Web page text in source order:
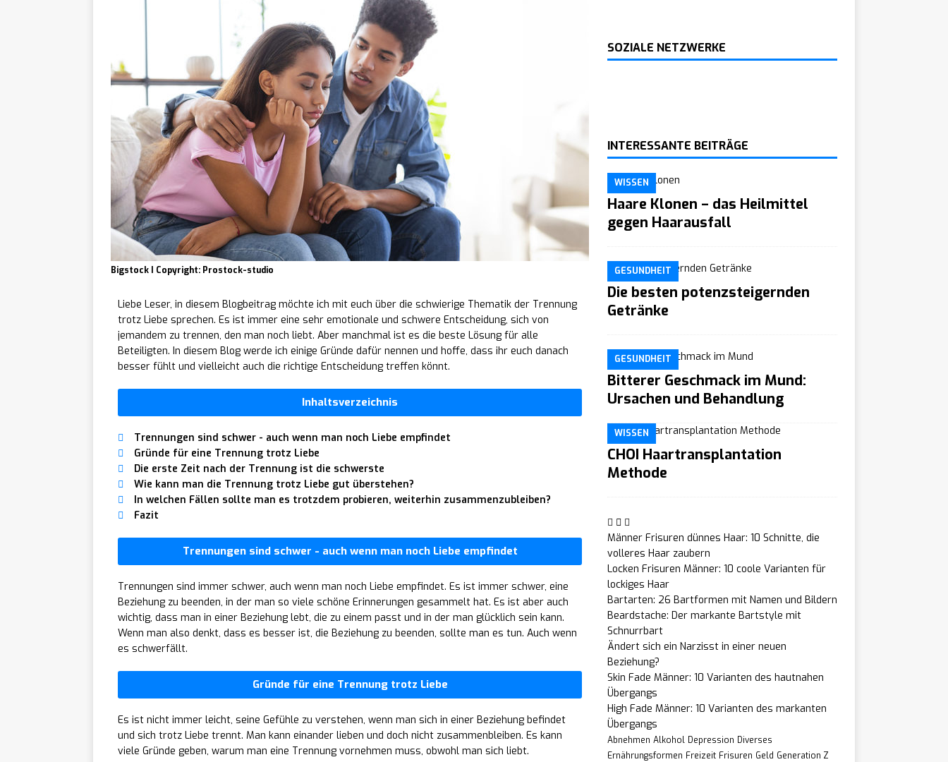
Bigstock I Copyright: Prostock-studio
Liebe Leser, in diesem Blogbeitrag möchte ich mit euch über die schwierige Thematik der Trennung
trotz Liebe sprechen. Es ist immer eine sehr emotionale und schwere Entscheidung, sich von
jemandem zu trennen, den man noch liebt. Aber manchmal ist es die beste Lösung für alle
Beteiligten. In diesem Blog werde ich einige Gründe dafür nennen und hoffe, dass ihr euch danach
besser fühlt und vielleicht auch die richtige Entscheidung treffen könnt.
Inhaltsverzeichnis
Trennungen sind schwer - auch wenn man noch Liebe empfindet
Gründe für eine Trennung trotz Liebe
Die erste Zeit nach der Trennung ist die schwerste
Wie kann man die Trennung trotz Liebe gut überstehen?
In welchen Fällen sollte man es trotzdem probieren, weiterhin zusammenzubleiben?
Fazit
Trennungen sind schwer - auch wenn man noch Liebe empfindet
Trennungen sind immer schwer, auch wenn man noch Liebe empfindet. Es ist immer schwer, eine
Beziehung zu beenden, in der man so viele schöne Erinnerungen gesammelt hat. Es ist aber auch
wichtig, dass man in einer Beziehung lebt, die zu einem passt und in der man glücklich sein kann.
Wenn man also denkt, dass es besser ist, die Beziehung zu beenden, sollte man es tun. Auch wenn
es schwerfällt.
Gründe für eine Trennung trotz Liebe
Es ist nicht immer leicht, seine Gefühle zu verstehen, wenn man sich in einer Beziehung befindet
und sich trotz Liebe trennt. Man kann einander lieben und doch nicht zusammenbleiben. Es kann
viele Gründe geben, warum man eine Trennung vornehmen muss, obwohl man sich liebt.
SOZIALE NETZWERKE
INTERESSANTE BEITRÄGE
WISSEN
Haare Klonen – das Heilmittel
gegen Haarausfall
GESUNDHEIT
Die besten potenzsteigernden
Getränke
GESUNDHEIT
Bitterer Geschmack im Mund:
Ursachen und Behandlung
WISSEN
CHOI Haartransplantation
Methode
Männer Frisuren dünnes Haar: 10 Schnitte, die
volleres Haar zaubern
Locken Frisuren Männer: 10 coole Varianten für
lockiges Haar
Bartarten: 26 Bartformen mit Namen und Bildern
Beardstache: Der markante Bartstyle mit
Schnurrbart
Ändert sich ein Narzisst in einer neuen
Beziehung?
Skin Fade Männer: 10 Varianten des hautnahen
Übergangs
High Fade Männer: 10 Varianten des markanten
Übergangs
Abnehmen Alkohol Depression Diverses
Ernährungsformen Freizeit Frisuren Geld Generation Z